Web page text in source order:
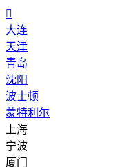

大连
天津
青岛
沈阳
波士顿
蒙特利尔
上海
宁波
厦门